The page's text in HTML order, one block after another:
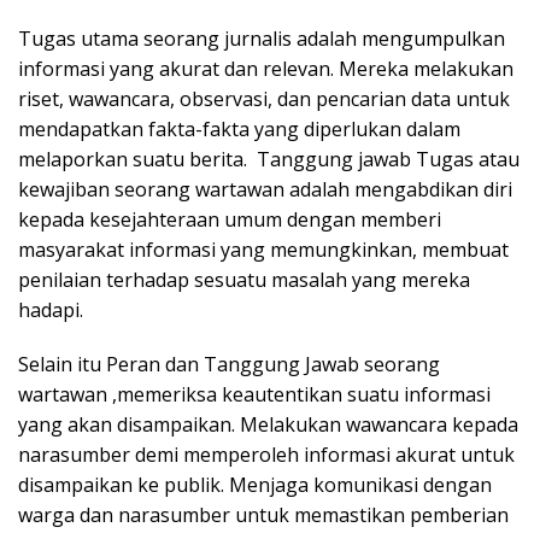
Tugas utama seorang jurnalis adalah mengumpulkan
informasi yang akurat dan relevan. Mereka melakukan
riset, wawancara, observasi, dan pencarian data untuk
mendapatkan fakta-fakta yang diperlukan dalam
melaporkan suatu berita. Tanggung jawab Tugas atau
kewajiban seorang wartawan adalah mengabdikan diri
kepada kesejahteraan umum dengan memberi
masyarakat informasi yang memungkinkan, membuat
penilaian terhadap sesuatu masalah yang mereka
hadapi.
Selain itu Peran dan Tanggung Jawab seorang
wartawan ,memeriksa keautentikan suatu informasi
yang akan disampaikan. Melakukan wawancara kepada
narasumber demi memperoleh informasi akurat untuk
disampaikan ke publik. Menjaga komunikasi dengan
warga dan narasumber untuk memastikan pemberian